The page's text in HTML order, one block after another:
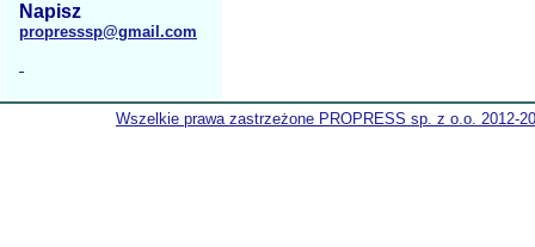
Napisz
propresssp@gmail.com
Wszelkie prawa zastrzeżone PROPRESS sp. z o.o. 2012-